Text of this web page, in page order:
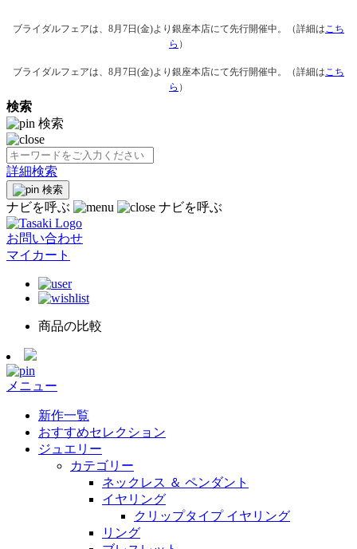
ブライダルフェアは、8月7日(金)より銀座本店にて先行開催中。（詳細はこち
ら ）
ブライダルフェアは、8月7日(金)より銀座本店にて先行開催中。（詳細はこち
ら ）
検索
検索
詳細検索
検索
ナビを呼ぶ ナビを呼ぶ
お問い合わせ
マイカート
商品の比較
メニュー
新作一覧
おすすめセレクション
ジュエリー
カテゴリー
ネックレス ＆ ペンダント
イヤリング
クリップタイプ イヤリング
リング